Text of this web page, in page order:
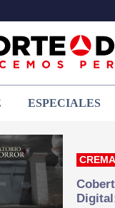
periodismo
ESPECIALES